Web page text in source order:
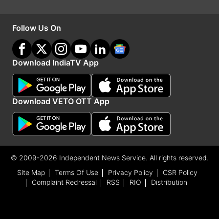
RuPay और Visa कार्ड में अंतर
रुपे कार्ड भारत में व्यापक रूप से स्वीकार्य है, लेकिन आप
इसका इस्तेमाल करके अंतर्राष्ट्रीय वेबसाइटों पर भुगतान
नहीं कर सकते। जबकि वीज़ा को घरेलू और अंतरराष्ट्रीय
स्तर पर व्यापक रूप से स्वीकार किया जाता है। दुनिया के
Follow Us On
Download IndiaTV App
Download VETO OTT App
© 2009-2026 Independent News Service. All rights reserved.
Site Map
Terms Of Use Privacy Policy
CSR Policy
Complaint Redressal
RSS RIO Distribution